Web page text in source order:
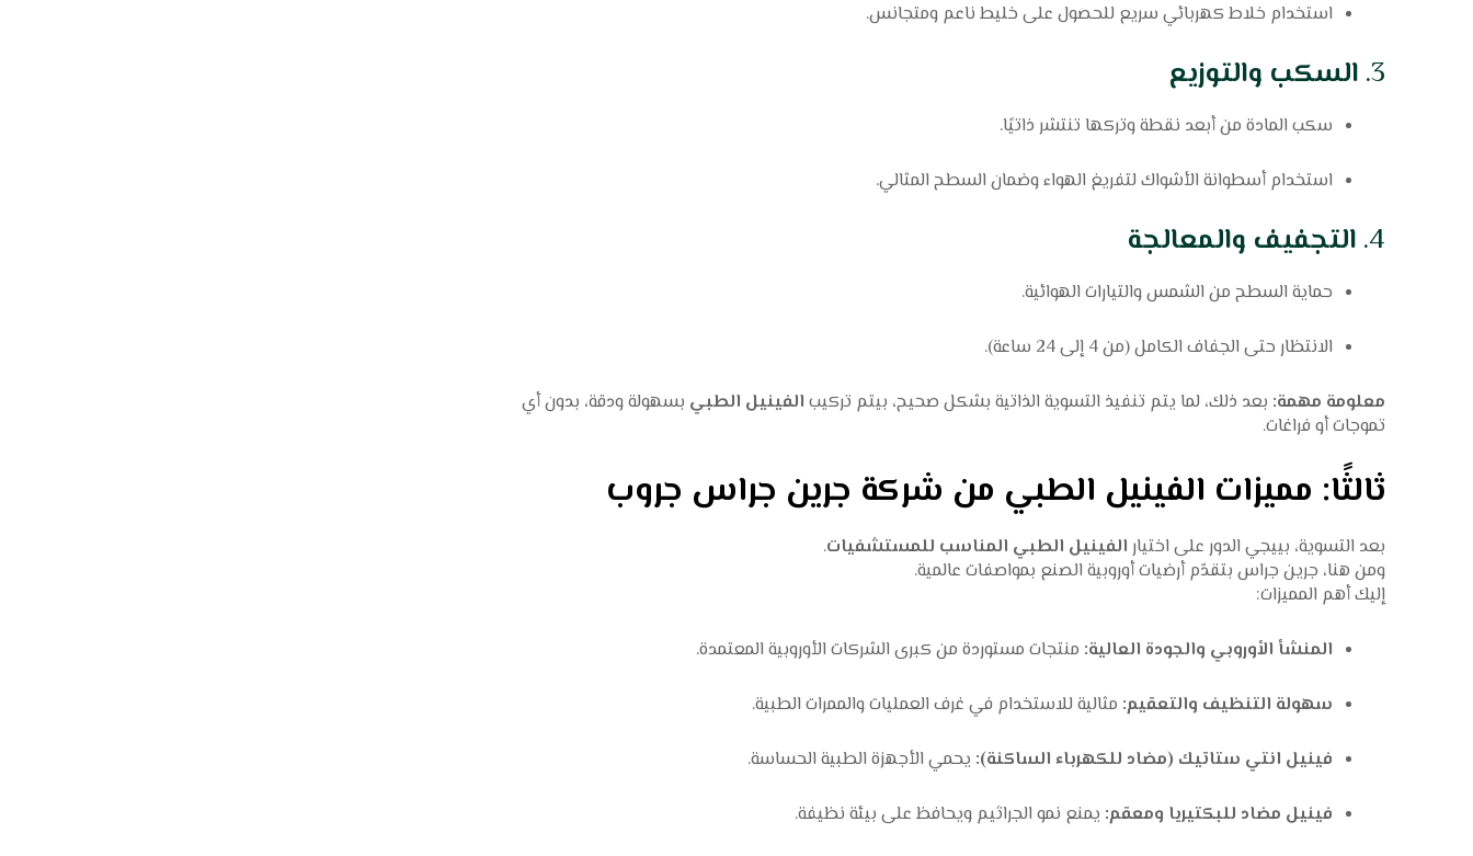
استخدام خلاط كهربائي سريع للحصول على خليط ناعم ومتجانس.
3. السكب والتوزيع
سكب المادة من أبعد نقطة وتركها تنتشر ذاتيًا.
استخدام أسطوانة الأشواك لتفريغ الهواء وضمان السطح المثالي.
4. التجفيف والمعالجة
حماية السطح من الشمس والتيارات الهوائية.
الانتظار حتى الجفاف الكامل (من 4 إلى 24 ساعة).
معلومة مهمة: بعد ذلك، لما يتم تنفيذ التسوية الذاتية بشكل صحيح، بيتم تركيب الفينيل الطبي بسهولة ودقة، بدون أي
تموجات أو فراغات.
ثالثًا: مميزات الفينيل الطبي من شركة جرين جراس جروب
بعد التسوية، بييجي الدور على اختيار الفينيل الطبي المناسب للمستشفيات.
ومن هنا، جرين جراس بتقدّم أرضيات أوروبية الصنع بمواصفات عالمية.
إليك أهم المميزات:
المنشأ الأوروبي والجودة العالية: منتجات مستوردة من كبرى الشركات الأوروبية المعتمدة.
سهولة التنظيف والتعقيم: مثالية للاستخدام في غرف العمليات والممرات الطبية.
فينيل انتي ستاتيك (مضاد للكهرباء الساكنة): يحمي الأجهزة الطبية الحساسة.
فينيل مضاد للبكتيريا ومعقم: يمنع نمو الجراثيم ويحافظ على بيئة نظيفة.